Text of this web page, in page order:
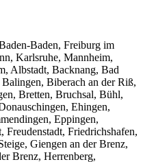
Baden, Freiburg im
Karlsruhe, Mannheim,
Albstadt, Backnang, Bad
Biberach an der Riß,
Bretten, Bruchsal, Bühl,
Ehingen,
Eppingen,
Freudenstadt, Friedrichshafen,
Giengen an der Brenz,
Brenz, Herrenberg,